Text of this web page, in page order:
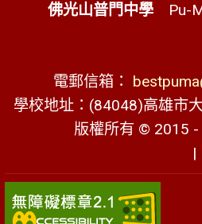
佛光山普門中學 Pu-
電郵信箱：
學校地址：(84048)高雄市
版權所有 © 2015 -
|